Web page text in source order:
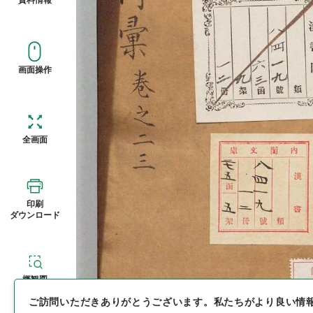
画面操作
全画面
印刷
ダウンロード
概観図
ご訪問いただきありがとうございます。 私たちがより良い情